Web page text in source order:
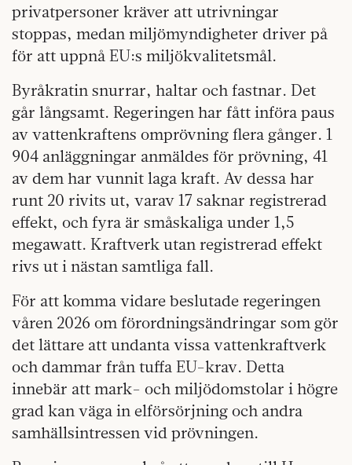
privatpersoner kräver att utrivningar
stoppas, medan miljömyndigheter driver på
för att uppnå EU:s miljökvalitetsmål.
Byråkratin snurrar, haltar och fastnar. Det
går långsamt. Regeringen har fått införa paus
av vattenkraftens omprövning flera gånger. 1
904 anläggningar anmäldes för prövning, 41
av dem har vunnit laga kraft. Av dessa har
runt 20 rivits ut, varav 17 saknar registrerad
effekt, och fyra är småskaliga under 1,5
megawatt. Kraftverk utan registrerad effekt
rivs ut i nästan samtliga fall.
För att komma vidare beslutade regeringen
våren 2026 om förordningsändringar som gör
det lättare att undanta vissa vattenkraftverk
och dammar från tuffa EU-krav. Detta
innebär att mark- och miljödomstolar i högre
grad kan väga in elförsörjning och andra
samhällsintressen vid prövningen.